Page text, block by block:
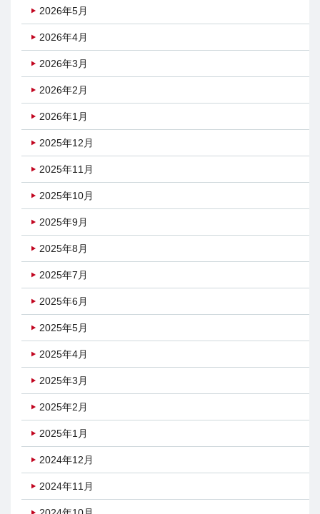
2026年5月
2026年4月
2026年3月
2026年2月
2026年1月
2025年12月
2025年11月
2025年10月
2025年9月
2025年8月
2025年7月
2025年6月
2025年5月
2025年4月
2025年3月
2025年2月
2025年1月
2024年12月
2024年11月